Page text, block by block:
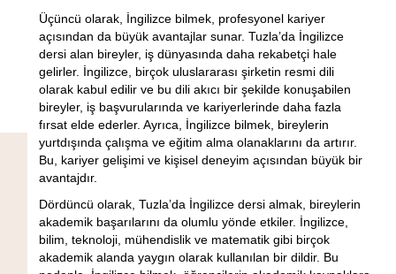
Üçüncü olarak, İngilizce bilmek, profesyonel kariyer
açısından da büyük avantajlar sunar. Tuzla’da İngilizce
dersi alan bireyler, iş dünyasında daha rekabetçi hale
gelirler. İngilizce, birçok uluslararası şirketin resmi dili
olarak kabul edilir ve bu dili akıcı bir şekilde konuşabilen
bireyler, iş başvurularında ve kariyerlerinde daha fazla
fırsat elde ederler. Ayrıca, İngilizce bilmek, bireylerin
yurtdışında çalışma ve eğitim alma olanaklarını da artırır.
Bu, kariyer gelişimi ve kişisel deneyim açısından büyük bir
avantajdır.
Dördüncü olarak, Tuzla’da İngilizce dersi almak, bireylerin
akademik başarılarını da olumlu yönde etkiler. İngilizce,
bilim, teknoloji, mühendislik ve matematik gibi birçok
akademik alanda yaygın olarak kullanılan bir dildir. Bu